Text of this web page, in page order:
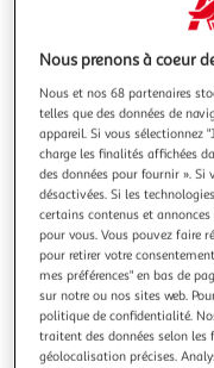
HOMEA
Nappe papier
Informations
Matière : Papier Spécificités : Pratique &
Nappe Jetable Facile
En savoir +
Nous prenons à coeur
Nous et nos 68 partenaires
telles que des données de
appareil. Si vous sélectionnez
charge les finalités affichées
des données pour fournir ». Si
désactivées. Si les
certains contenus et
pour vous. Vous pouvez faire
pour retirer votre
mes préférences" en bas de
sur notre ou nos sites web.
politique de confidentialité.
traitent des données selon les
géolocalisation précises.